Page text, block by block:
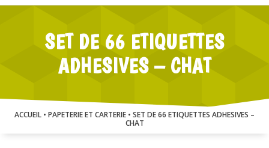
SET DE 66 ETIQUETTES
ADHESIVES – CHAT
ACCUEIL • PAPETERIE ET CARTERIE • SET DE 66 ETIQUETTES ADHESIVES –
CHAT